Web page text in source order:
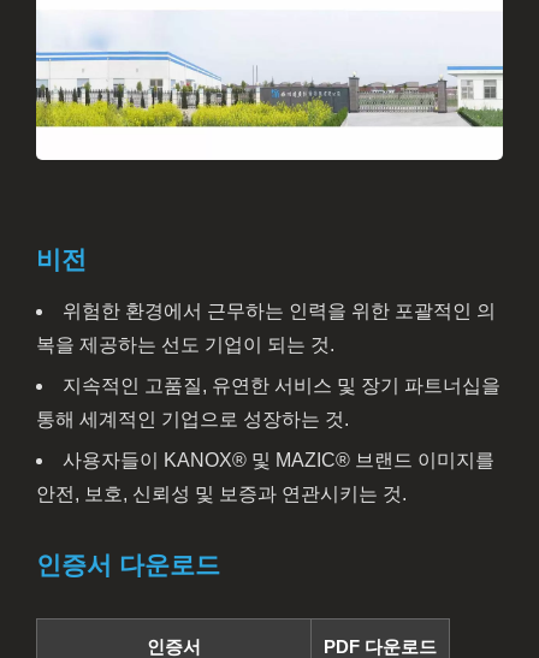
비전
위험한 환경에서 근무하는 인력을 위한 포괄적인 의
복을 제공하는 선도 기업이 되는 것.
지속적인 고품질, 유연한 서비스 및 장기 파트너십을
통해 세계적인 기업으로 성장하는 것.
사용자들이 KANOX® 및 MAZIC® 브랜드 이미지를
안전, 보호, 신뢰성 및 보증과 연관시키는 것.
인증서 다운로드
인증서 PDF 다운로드